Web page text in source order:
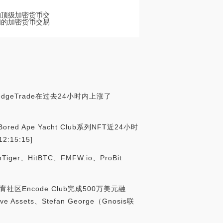
级加密货币交
加密货币交易
在过去24小时内上涨了
Ape Yacht Club系列NFT近24小时
、HitBTC、FMFW.io、ProBit
社区Encode Club完成500万美元融
Assets、Stefan George（Gnosis联